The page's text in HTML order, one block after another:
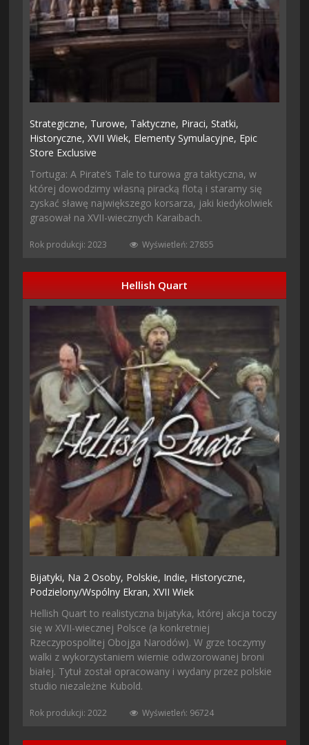
Strategiczne, Turowe, Taktyczne, Piraci,Statki,
Historyczne,XVII Wiek, Elementy Symulacyjne, Epic
Store Exclusive
Tortuga: A Pirate’s Tale to turowa gra taktyczna, w
której dowodzimy własną piracką flotą i staramy się
zyskać sławę największego korsarza, jaki kiedykolwiek
grasował na XVII-wiecznych Karaibach.
Rok produkcji: 2023 Wyświetleń: 27855
Hellish Quart
Bijatyki, Na 2 Osoby, Polskie, Indie, Historyczne,
Podzielony/wspólny Ekran,XVII Wiek
Hellish Quart to realistyczna bijatyka, której akcja toczy
się w XVII-wiecznej Polsce (a konkretniej
Rzeczypospolitej Obojga Narodów). W grze toczymy
walki z wykorzystaniem wiernie odwzorowanej broni
białej. Tytuł został opracowany i wydany przez polskie
studio niezależne Kubold.
Rok produkcji: 2022 Wyświetleń: 96724